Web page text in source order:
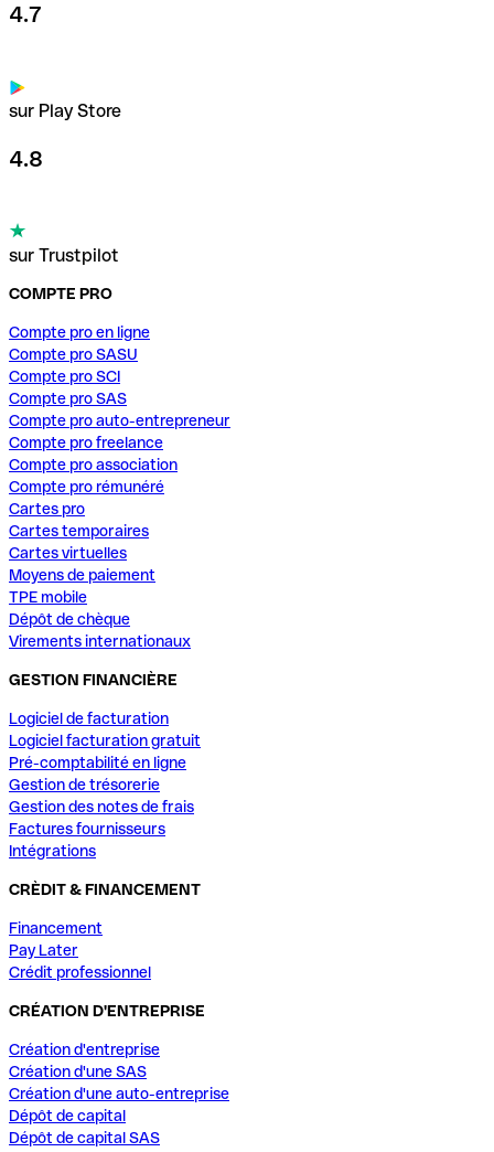
4.7
sur Play Store
4.8
sur Trustpilot
COMPTE PRO
Compte pro en ligne
Compte pro SASU
Compte pro SCI
Compte pro SAS
Compte pro auto-entrepreneur
Compte pro freelance
Compte pro association
Compte pro rémunéré
Cartes pro
Cartes temporaires
Cartes virtuelles
Moyens de paiement
TPE mobile
Dépôt de chèque
Virements internationaux
GESTION FINANCIÈRE
Logiciel de facturation
Logiciel facturation gratuit
Pré-comptabilité en ligne
Gestion de trésorerie
Gestion des notes de frais
Factures fournisseurs
Intégrations
CRÈDIT & FINANCEMENT
Financement
Pay Later
Crédit professionnel
CRÉATION D'ENTREPRISE
Création d'entreprise
Création d'une SAS
Création d'une auto-entreprise
Dépôt de capital
Dépôt de capital SAS